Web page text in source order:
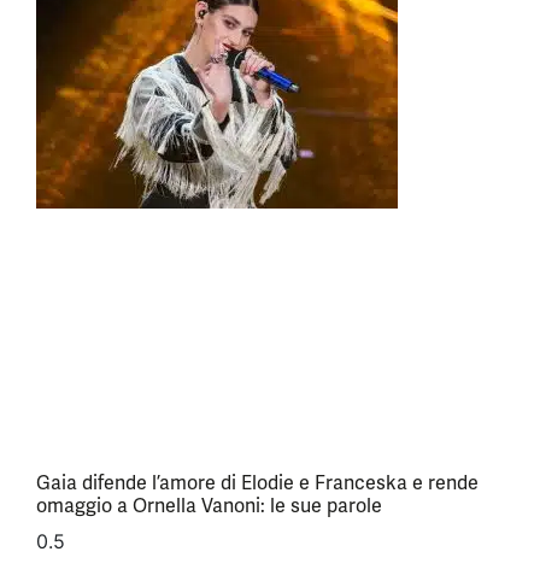
Gaia difende l’amore di Elodie e Franceska e rende
omaggio a Ornella Vanoni: le sue parole